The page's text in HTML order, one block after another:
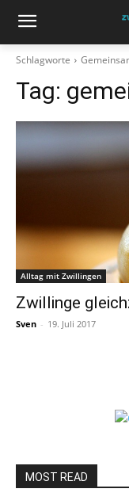
Schlagworte
Tag:
Alltag mit Zwillingen
Zwillinge
Sven - 19. Juli 2017
MOST READ